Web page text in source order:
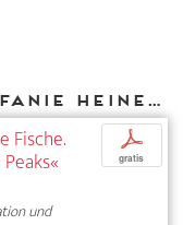
Weitere Texte von Stefanie Heine bei DIAPHANES
Fische.
und
p
gratis